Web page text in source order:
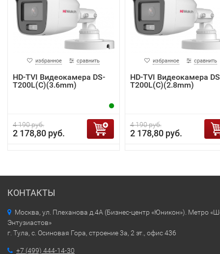
избранное сравнить
HD-TVI Видеокамера DS-
T200L(C)(3.6mm)
4 190 руб.
2 178,80 руб.
избранное сравнить
HD-TVI Видеокамера
T200L(C)(2.8mm)
4 190 руб.
2 178,80 руб.
КОНТАКТЫ
Москва, ул. Плеханова д.4А (Бизнес-центр «Юникон»). Метро
Энтузиастов»
г. Тула, с. Осиновая Гора, строение 3а, 2 эт., офис 436
+7 (499) 444-14-30